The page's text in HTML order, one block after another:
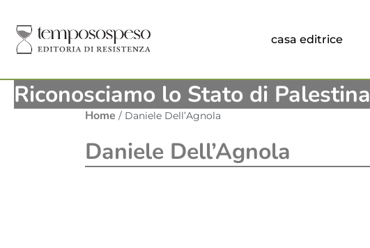
casa editrice
Riconosciamo lo Stato di Palestina
Home / Daniele Dell’Agnola
Daniele Dell’Agnola